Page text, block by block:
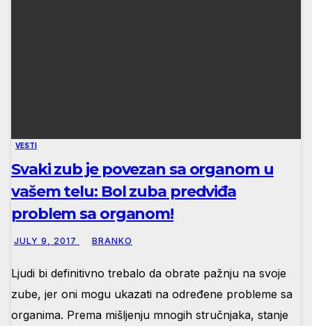
VESTI
Svaki zub je povezan sa organom u
vašem telu: Bol zuba predviđa
problem sa organom!
JULY 9, 2017 BRANKO
Ljudi bi definitivno trebalo da obrate pažnju na svoje
zube, jer oni mogu ukazati na određene probleme sa
organima. Prema mišljenju mnogih stručnjaka, stanje